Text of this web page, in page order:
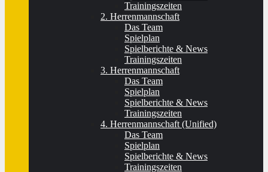
Trainingszeiten
2. Herrenmannschaft
Das Team
Spielplan
Spielberichte & News
Trainingszeiten
3. Herrenmannschaft
Das Team
Spielplan
Spielberichte & News
Trainingszeiten
4. Herrenmannschaft (Unified)
Das Team
Spielplan
Spielberichte & News
Trainingszeiten